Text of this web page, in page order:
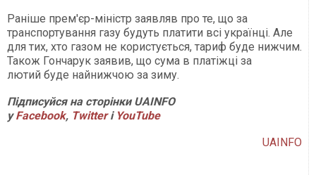
Раніше прем'єр-міністр заявляв про те, що за
транспортування газу будуть платити всі українці. Але
для тих, хто газом не користується, тариф буде нижчим.
Також Гончарук заявив, що сума в платіжці за
лютий буде найнижчою за зиму.
Підписуйся на сторінки UAINFO
уFacebook, Twitterі YouTube
UAINFO